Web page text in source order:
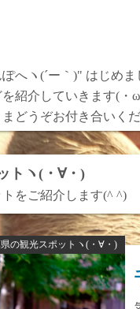
へヽ(´ー｀)" はじめ
紹介していきます(
どうぞお付き合いく
トヽ(・∀・)
をご紹介します(^ ^)
の観光スポットヽ(・∀・)